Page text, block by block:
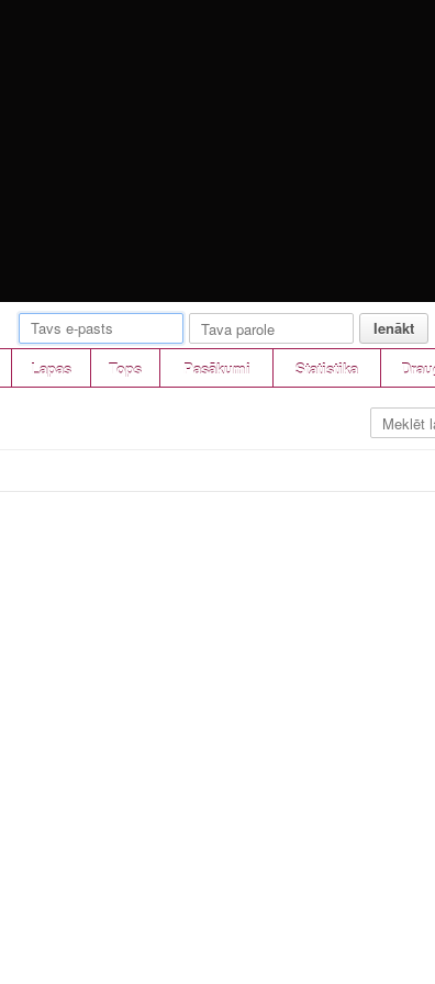
Ienākt
Lapas Tops Pasākumi Statistika